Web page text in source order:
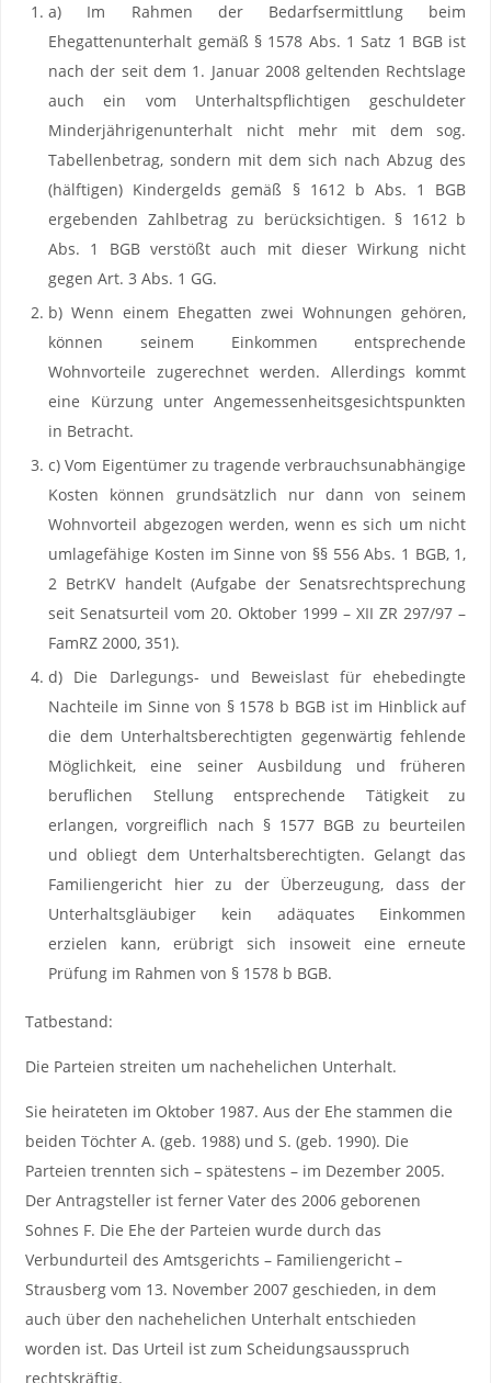
a) Im Rahmen der Bedarfsermittlung beim
Ehegattenunterhalt gemäß § 1578 Abs. 1 Satz 1 BGB ist
nach der seit dem 1. Januar 2008 geltenden Rechtslage
auch ein vom Unterhaltspflichtigen geschuldeter
Minderjährigenunterhalt nicht mehr mit dem sog.
Tabellenbetrag, sondern mit dem sich nach Abzug des
(hälftigen) Kindergelds gemäß § 1612 b Abs. 1 BGB
ergebenden Zahlbetrag zu berücksichtigen. § 1612 b
Abs. 1 BGB verstößt auch mit dieser Wirkung nicht
gegen Art. 3 Abs. 1 GG.
b) Wenn einem Ehegatten zwei Wohnungen gehören,
können seinem Einkommen entsprechende
Wohnvorteile zugerechnet werden. Allerdings kommt
eine Kürzung unter Angemessenheitsgesichtspunkten
in Betracht.
c) Vom Eigentümer zu tragende verbrauchsunabhängige
Kosten können grundsätzlich nur dann von seinem
Wohnvorteil abgezogen werden, wenn es sich um nicht
umlagefähige Kosten im Sinne von §§ 556 Abs. 1 BGB, 1,
2 BetrKV handelt (Aufgabe der Senatsrechtsprechung
seit Senatsurteil vom 20. Oktober 1999 – XII ZR 297/97 –
FamRZ 2000, 351).
d) Die Darlegungs- und Beweislast für ehebedingte
Nachteile im Sinne von § 1578 b BGB ist im Hinblick auf
die dem Unterhaltsberechtigten gegenwärtig fehlende
Möglichkeit, eine seiner Ausbildung und früheren
beruflichen Stellung entsprechende Tätigkeit zu
erlangen, vorgreiflich nach § 1577 BGB zu beurteilen
und obliegt dem Unterhaltsberechtigten. Gelangt das
Familiengericht hier zu der Überzeugung, dass der
Unterhaltsgläubiger kein adäquates Einkommen
erzielen kann, erübrigt sich insoweit eine erneute
Prüfung im Rahmen von § 1578 b BGB.
Tatbestand:
Die Parteien streiten um nachehelichen Unterhalt.
Sie heirateten im Oktober 1987. Aus der Ehe stammen die
beiden Töchter A. (geb. 1988) und S. (geb. 1990). Die
Parteien trennten sich – spätestens – im Dezember 2005.
Der Antragsteller ist ferner Vater des 2006 geborenen
Sohnes F. Die Ehe der Parteien wurde durch das
Verbundurteil des Amtsgerichts – Familiengericht –
Strausberg vom 13. November 2007 geschieden, in dem
auch über den nachehelichen Unterhalt entschieden
worden ist. Das Urteil ist zum Scheidungsausspruch
rechtskräftig.